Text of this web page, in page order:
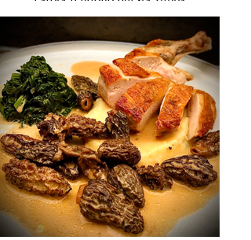
un'esperienza di gusto straordinaria. Ed è
anche salutare (vegano).
€ 19 a porzione
Disponibile anche in bicchiere da 440 ml